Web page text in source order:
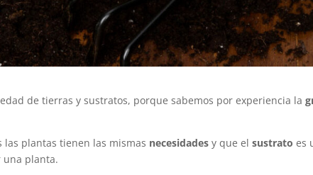
de tierras y sustratos, porque sabemos por experiencia la
plantas tienen las mismas necesidadesy que elsustratoes
una planta.